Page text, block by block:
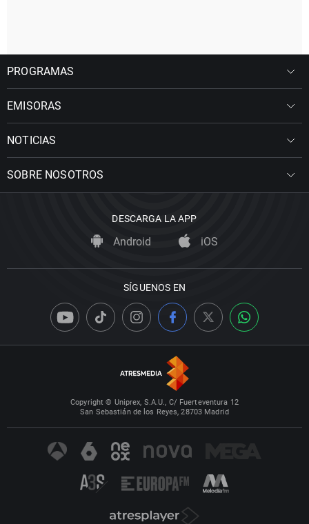
PROGRAMAS
EMISORAS
NOTICIAS
SOBRE NOSOTROS
DESCARGA LA APP
Android iOS
SÍGUENOS EN
Copyright © Uniprex, S.A.U., C/ Fuerteventura 12
San Sebastián de los Reyes, 28703 Madrid